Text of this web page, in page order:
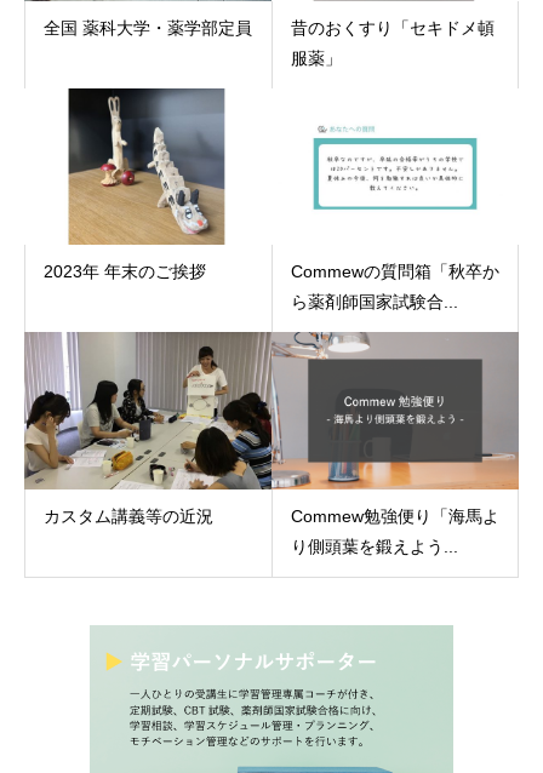
全国 薬科大学・薬学部定員
昔のおくすり「セキドメ頓
服薬」
2023年 年末のご挨拶
Commewの質問箱「秋卒か
ら薬剤師国家試験合...
カスタム講義等の近況
Commew勉強便り「海馬よ
り側頭葉を鍛えよう...